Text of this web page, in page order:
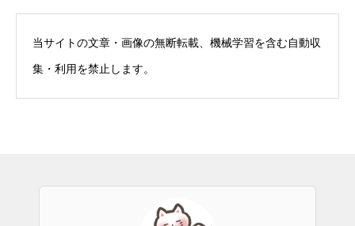
当サイトの文章・画像の無断転載、機械学習を含む自動収
集・利用を禁止します。